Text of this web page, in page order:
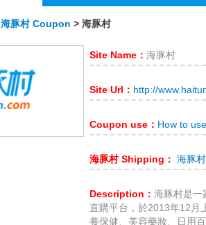
海豚村 Coupon > 海豚村
Site Name： 海豚村
Site Url： http://
Coupon use： How to
海豚村 Shipping： 海豚
Description： 海豚村是一
直購平台，於2013年12月
養保健、美容藥妝、日用